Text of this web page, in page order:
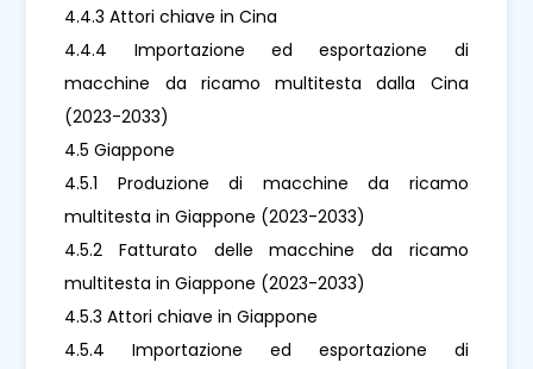
4.4.3 Attori chiave in Cina
4.4.4 Importazione ed esportazione di
macchine da ricamo multitesta dalla Cina
(2023-2033)
4.5 Giappone
4.5.1 Produzione di macchine da ricamo
multitesta in Giappone (2023-2033)
4.5.2 Fatturato delle macchine da ricamo
multitesta in Giappone (2023-2033)
4.5.3 Attori chiave in Giappone
4.5.4 Importazione ed esportazione di